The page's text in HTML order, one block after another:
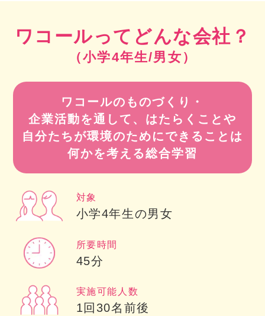
ワコールってどんな会社？
（小学4年生/男女）
ワコールのものづくり・
企業活動を通して、はたらくことや
自分たちが環境のためにできることは
何かを考える総合学習
対象
小学4年生の男女
所要時間
45分
実施可能人数
1回30名前後